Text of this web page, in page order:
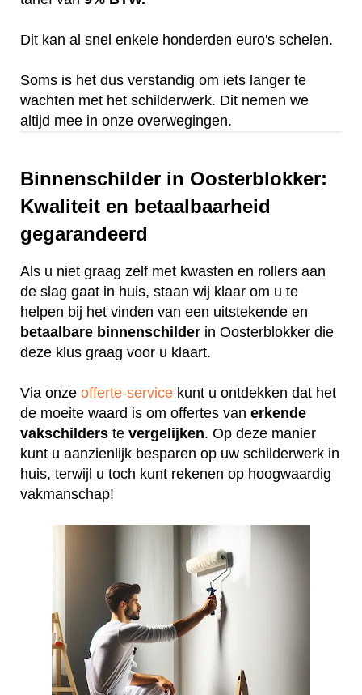
Dit kan al snel enkele honderden euro's schelen.
Soms is het dus verstandig om iets langer te
wachten met het schilderwerk. Dit nemen we
altijd mee in onze overwegingen.
Binnenschilder in Oosterblokker:
Kwaliteit en betaalbaarheid
gegarandeerd
Als u niet graag zelf met kwasten en rollers aan
de slag gaat in huis, staan wij klaar om u te
helpen bij het vinden van een uitstekende en
betaalbare binnenschilder in Oosterblokker die
deze klus graag voor u klaart.
Via onze offerte-service kunt u ontdekken dat het
de moeite waard is om offertes van erkende
vakschilders te vergelijken. Op deze manier
kunt u aanzienlijk besparen op uw schilderwerk in
huis, terwijl u toch kunt rekenen op hoogwaardig
vakmanschap!